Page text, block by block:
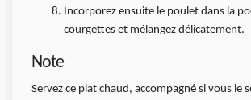
Incorporez ensuite le poulet dans la
courgettes et mélangez délicatement.
Note
Servez ce plat chaud, accompagné si vous le